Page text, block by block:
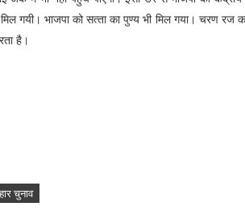
गयी। भाजपा को सत्‍ता का पुण्‍य भी मिल गया। चरण
है।
चुनाव